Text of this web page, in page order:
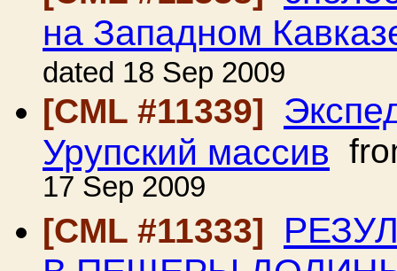
на Западном
dated 18 Sep 2009
[CML #11339]
Урупский массив
17 Sep 2009
[CML #11333]